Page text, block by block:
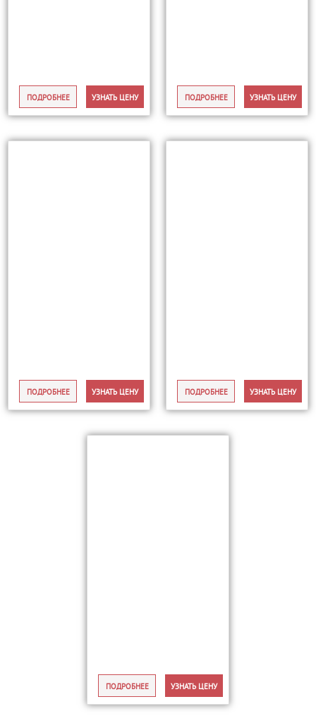
ПОДРОБНЕЕ УЗНАТЬ ЦЕНУ ПОДРОБНЕЕ УЗНАТЬ ЦЕНУ
ПОДРОБНЕЕ УЗНАТЬ ЦЕНУ ПОДРОБНЕЕ УЗНАТЬ ЦЕНУ
ПОДРОБНЕЕ УЗНАТЬ ЦЕНУ